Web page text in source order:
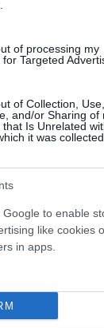
of processing my
Targeted
of Collection, Use,
and/or Sharing of
that Is Unrelated
it was collected.
Google to enable
like cookies
in apps.
«βόμβα»:
χρόνο